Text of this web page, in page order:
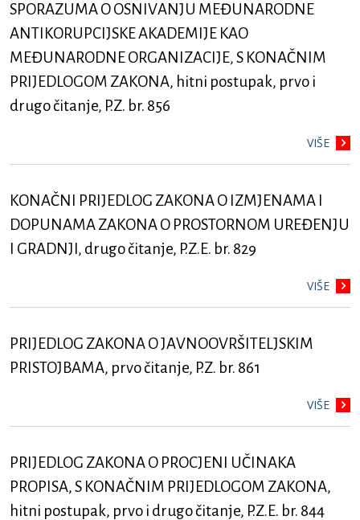
SPORAZUMA O OSNIVANJU MEĐUNARODNE
ANTIKORUPCIJSKE AKADEMIJE KAO
MEĐUNARODNE ORGANIZACIJE, S KONAČNIM
PRIJEDLOGOM ZAKONA, hitni postupak, prvo i
drugo čitanje, P.Z. br. 856
VIŠE
KONAČNI PRIJEDLOG ZAKONA O IZMJENAMA I
DOPUNAMA ZAKONA O PROSTORNOM UREĐENJU
I GRADNJI, drugo čitanje, P.Z.E. br. 829
VIŠE
PRIJEDLOG ZAKONA O JAVNOOVRŠITELJSKIM
PRISTOJBAMA, prvo čitanje, P.Z. br. 861
VIŠE
PRIJEDLOG ZAKONA O PROCJENI UČINAKA
PROPISA, S KONAČNIM PRIJEDLOGOM ZAKONA,
hitni postupak, prvo i drugo čitanje, P.Z.E. br. 844